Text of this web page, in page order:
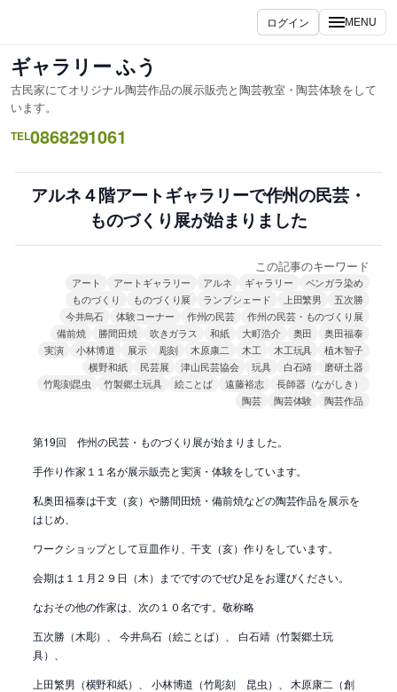
ス
キ
ッ
プ
ログイン MENU
ギャラリー ふう
古民家にてオリジナル陶芸作品の展示販売と陶芸教室・陶芸体験をして
います。
TEL0868291061
アルネ４階アートギャラリーで作州の民芸・
ものづくり展が始まりました
この記事のキーワード
アート アートギャラリー アルネ ギャラリー
ベンガラ染め
ものづくり
ものづくり展 ランプシェード 上田繁男
五次勝
今井烏石
体験コーナー 作州の民芸
作州の民芸・ものづくり展
備前焼
勝間田焼 吹きガラス 和紙 大町浩介 奥田
奥田福泰
実演
小林博道 展示 彫刻 木原康二 木工 木工玩具
植木智子
横野和紙
民芸展 津山民芸協会 玩具 白石靖
磨研土器
竹彫刻昆虫
竹製郷土玩具 絵ことば 遠藤裕志
長師器（ながしき）
陶芸
陶芸体験 陶芸作品
第19回 作州の民芸・ものづくり展が始まりました。
手作り作家１１名が展示販売と実演・体験をしています。
私奥田福泰は干支（亥）や勝間田焼・備前焼などの陶芸作品を展示を
はじめ、
ワークショップとして豆皿作り、干支（亥）作りをしています。
会期は１１月２９日（木）までですのでぜひ足をお運びください。
なおその他の作家は、次の１０名です。敬称略
五次勝（木彫）、 今井烏石（絵ことば）、 白石靖（竹製郷土玩
具）、
上田繁男（横野和紙）、 小林博道（竹彫刻 昆虫）、 木原康二（創